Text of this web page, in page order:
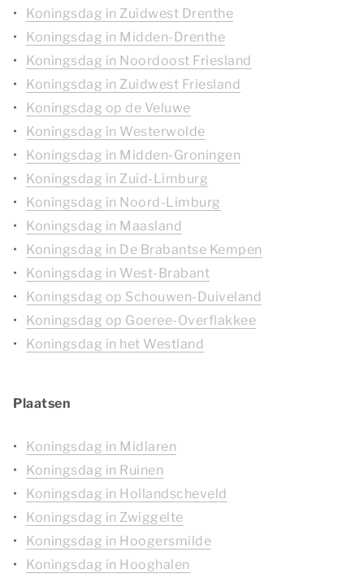
Koningsdag in Zuidwest Drenthe
Koningsdag in Midden-Drenthe
Koningsdag in Noordoost Friesland
Koningsdag in Zuidwest Friesland
Koningsdag op de Veluwe
Koningsdag in Westerwolde
Koningsdag in Midden-Groningen
Koningsdag in Zuid-Limburg
Koningsdag in Noord-Limburg
Koningsdag in Maasland
Koningsdag in De Brabantse Kempen
Koningsdag in West-Brabant
Koningsdag op Schouwen-Duiveland
Koningsdag op Goeree-Overflakkee
Koningsdag in het Westland
Plaatsen
Koningsdag in Midlaren
Koningsdag in Ruinen
Koningsdag in Hollandscheveld
Koningsdag in Zwiggelte
Koningsdag in Hoogersmilde
Koningsdag in Hooghalen